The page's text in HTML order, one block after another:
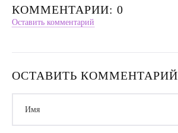
КОММЕНТАРИИ: 0
Оставить комментарий
ОСТАВИТЬ КОММЕНТАРИЙ
Имя